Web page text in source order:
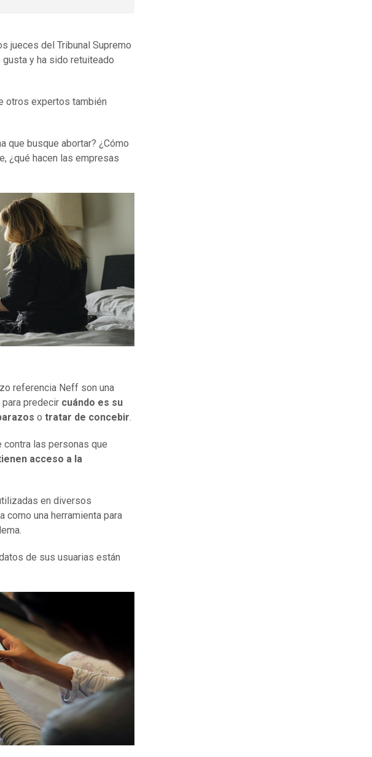
jueces del Tribunal Supremo
y ha sido retuiteado
otros expertos también
que busque abortar? ¿Cómo
¿qué hacen las empresas
referencia Neff son una
predecir cuándo es su
o tratar de concebir.
las personas que
acceso a la
en diversos
como una herramienta para
de sus usuarias están